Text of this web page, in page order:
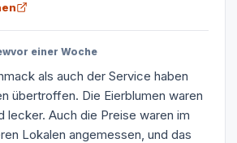
vor einer Woche
als auch der Service haben
übertroffen. Die Eierblumen waren
lecker. Auch die Preise waren im
Lokalen angemessen, und das